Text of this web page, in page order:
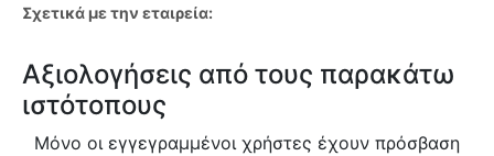
Σχετικά με την εταιρεία:
Αξιολογήσεις από τους παρακάτω
ιστότοπους
Μόνο οι εγγεγραμμένοι χρήστες έχουν πρόσβαση